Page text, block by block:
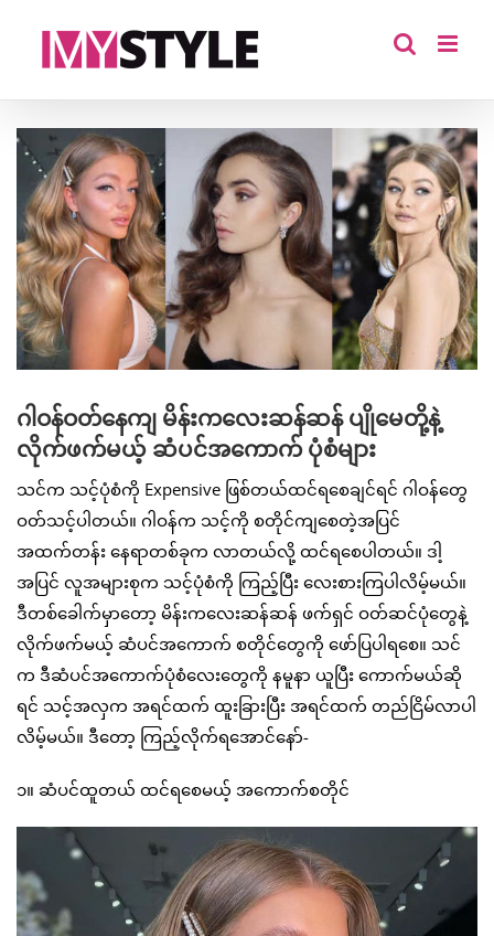
View
Larger
Image
ဂါဝန်ဝတ်နေကျ မိန်းကလေးဆန်ဆန် ပျိုမေတို့နဲ့
လိုက်ဖက်မယ့် ဆံပင်အကောက် ပုံစံများ
သင်က သင့်ပုံစံကို Expensive ဖြစ်တယ်ထင်ရစေချင်ရင် ဂါဝန်တွေ
ဝတ်သင့်ပါတယ်။ ဂါဝန်က သင့်ကို စတိုင်ကျစေတဲ့အပြင်
အထက်တန်း နေရာတစ်ခုက လာတယ်လို့ ထင်ရစေပါတယ်။ ဒါ့
အပြင် လူအများစုက သင့်ပုံစံကို ကြည့်ပြီး လေးစားကြပါလိမ့်မယ်။
ဒီတစ်ခေါက်မှာတော့ မိန်းကလေးဆန်ဆန် ဖက်ရှင် ဝတ်ဆင်ပုံတွေနဲ့
လိုက်ဖက်မယ့် ဆံပင်အကောက် စတိုင်တွေကို ဖော်ပြပါရစေ။ သင်
က ဒီဆံပင်အကောက်ပုံစံလေးတွေကို နမူနာ ယူပြီး ကောက်မယ်ဆို
ရင် သင့်အလှက အရင်ထက် ထူးခြားပြီး အရင်ထက် တည်ငြိမ်လာပါ
လိမ့်မယ်။ ဒီတော့ ကြည့်လိုက်ရအောင်နော်-
၁။ ဆံပင်ထူတယ် ထင်ရစေမယ့် အကောက်စတိုင်